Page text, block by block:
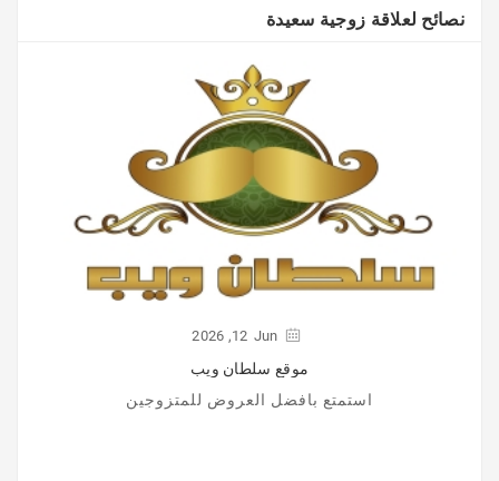
نصائح لعلاقة زوجية سعيدة
Jun
12,
موقع سلطان ويب
استمتع بافضل العروض للمتزوجين